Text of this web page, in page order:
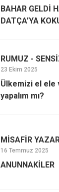
BAHAR GELDİ
DATÇA’YA
RUMUZ -
23 Ekim 2025
Ülkemizi el
yapalım mı?
MİSAFİR
16 Temmuz 2025
ANUNNAKİLER